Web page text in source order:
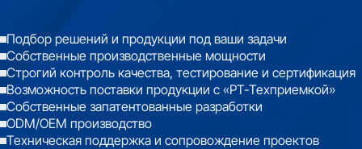
Подбор решений и продукции под ваши задачи
Собственные производственные мощности
Строгий контроль качества, тестирование и сертификация
Возможность поставки продукции с «РТ-Техприемкой»
Собственные запатентованные разработки
ODM/OEM производство
Техническая поддержка и сопровождение проектов